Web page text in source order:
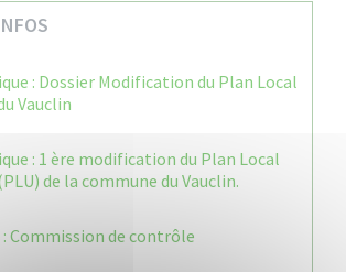
: Dossier Modification du Plan Local
Vauclin
: 1 ère modification du Plan Local
de la commune du Vauclin.
Commission de contrôle